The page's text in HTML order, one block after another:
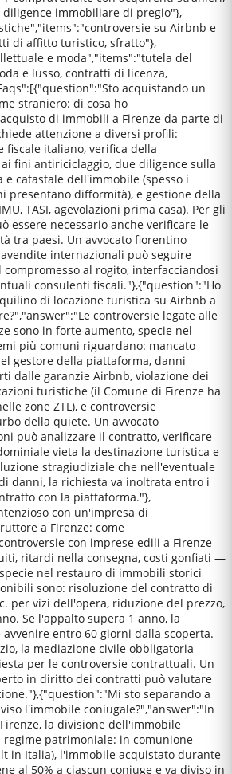
immobiliare di pregio"},
su Airbnb e
di affitto turistico, sfratto"},
e moda","items":"tutela del
e lusso, contratti di licenza,
acquistando un
straniero: di cosa ho
di immobili a Firenze da parte di
attenzione a diversi profili:
fiscale italiano, verifica della
fini antiriciclaggio, due diligence sulla
catastale dell'immobile (spesso i
presentano difformità), e gestione della
TASI, agevolazioni prima casa). Per gli
essere necessario anche verificare le
tra paesi. Un avvocato fiorentino
internazionali può seguire
al rogito, interfacciandosi
consulenti fiscali."},{"question":"Ho
di locazione turistica su Airbnb a
controversie legate alle
sono in forte aumento, specie nel
più comuni riguardano: mancato
gestore della piattaforma, danni
dalle garanzie Airbnb, violazione dei
turistiche (il Comune di Firenze ha
zone ZTL), e controversie
della quiete. Un avvocato
può analizzare il contratto, verificare
vieta la destinazione turistica e
stragiudiziale che nell'eventuale
danni, la richiesta va inoltrata entro i
con la piattaforma."},
con un'impresa di
a Firenze: come
con imprese edili a Firenze
ritardi nella consegna, costi gonfiati —
nel restauro di immobili storici
sono: risoluzione del contratto di
per vizi dell'opera, riduzione del prezzo,
Se l'appalto supera 1 anno, la
entro 60 giorni dalla scoperta.
la mediazione civile obbligatoria
per le controversie contrattuali. Un
in diritto dei contratti può valutare
sto separando a
l'immobile coniugale?","answer":"In
la divisione dell'immobile
patrimoniale: in comunione
in Italia), l'immobile acquistato durante
al 50% a ciascun coniuge e va diviso in